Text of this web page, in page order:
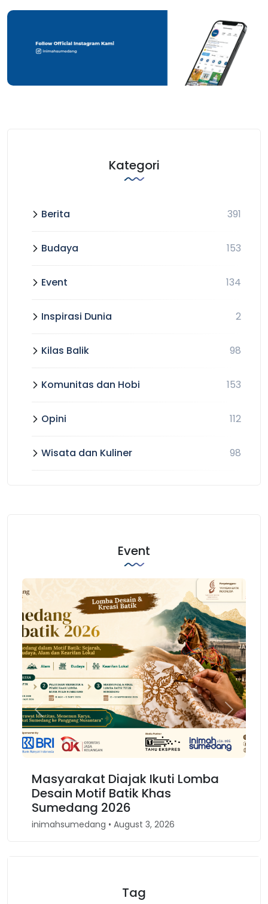
Kategori
Berita 391
Budaya 153
Event 134
Inspirasi Dunia 2
Kilas Balik 98
Komunitas dan Hobi 153
Opini 112
Wisata dan Kuliner 98
Event
Masyarakat Diajak Ikuti Lomba
Desain Motif Batik Khas
Sumedang 2026
inimahsumedang • August 3, 2026
Previous Next
Tag